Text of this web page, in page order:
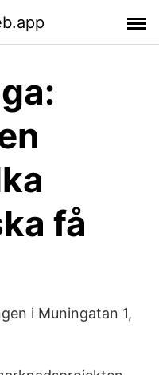
få
i Muningatan 1,